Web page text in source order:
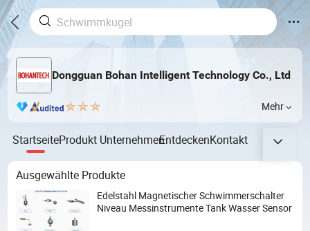
Dongguan Bohan Intelligent Technology Co., Ltd
Mehr
StartseiteProdukt UnternehmenEntdeckenKontakt
Ausgewählte Produkte
Edelstahl Magnetischer Schwimmerschalter
Niveau Messinstrumente Tank Wasser Sensor